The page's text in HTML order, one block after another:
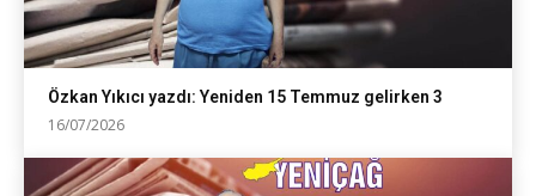
Özkan Yıkıcı yazdı: Yeniden 15 Temmuz gelirken 3
16/07/2026